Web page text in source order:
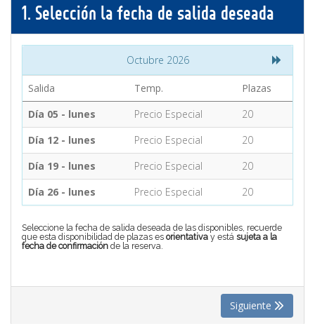
COMPRAR
CONTACTO
MÁS
1. Selección la fecha de salida deseada
Octubre 2026
Salida Temp.
Plazas
Día 05 - lunes
Precio Especial
20
Día 12 - lunes
Precio Especial
20
Día 19 - lunes
Precio Especial
20
Día 26 - lunes
Precio Especial 20
Seleccione la fecha de salida deseada de las disponibles, recuerde
que esta disponibilidad de plazas es orientativa y está sujeta a la
fecha de confirmación de la reserva.
Siguiente